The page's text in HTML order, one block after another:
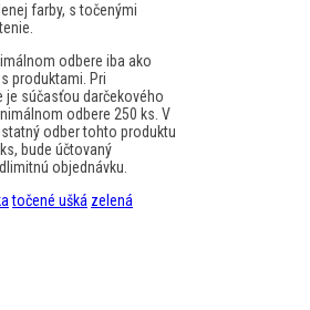
farby, s točenými
odbere iba ako
produktami. Pri
súčasťou darčekového
odbere 250 ks. V
odber tohto produktu
bude účtovaný
objednávku.
točené ušká zelená